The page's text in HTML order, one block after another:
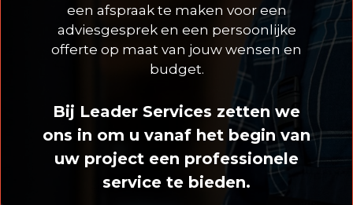
een afspraak te maken voor een
adviesgesprek en een persoonlijke
offerte op maat van jouw wensen en
budget.
Bij Leader Services zetten we
ons in om u vanaf het begin van
uw project een professionele
service te bieden.